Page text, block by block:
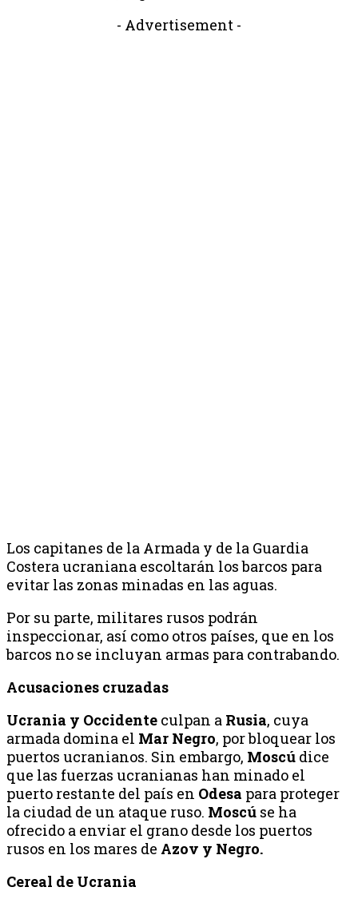
- Advertisement -
Los capitanes de la Armada y de la Guardia
Costera ucraniana escoltarán los barcos para
evitar las zonas minadas en las aguas.
Por su parte, militares rusos podrán
inspeccionar, así como otros países, que en los
barcos no se incluyan armas para contrabando.
Acusaciones cruzadas
Ucrania y Occidente culpan a Rusia, cuya
armada domina el Mar Negro, por bloquear los
puertos ucranianos. Sin embargo, Moscú dice
que las fuerzas ucranianas han minado el
puerto restante del país en Odesa para proteger
la ciudad de un ataque ruso. Moscú se ha
ofrecido a enviar el grano desde los puertos
rusos en los mares de Azov y Negro.
Cereal de Ucrania